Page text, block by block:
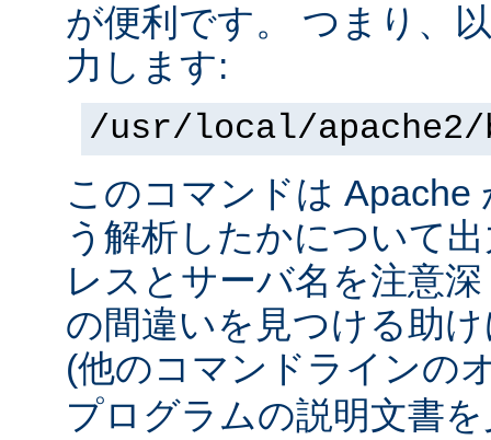
が便利です。 つまり、
力します:
/usr/local/
このコマンドは Apache
う解析したかについて
レスとサーバ名を注意
の間違いを見つける助
(他のコマンドラインの
プログラムの説明文書